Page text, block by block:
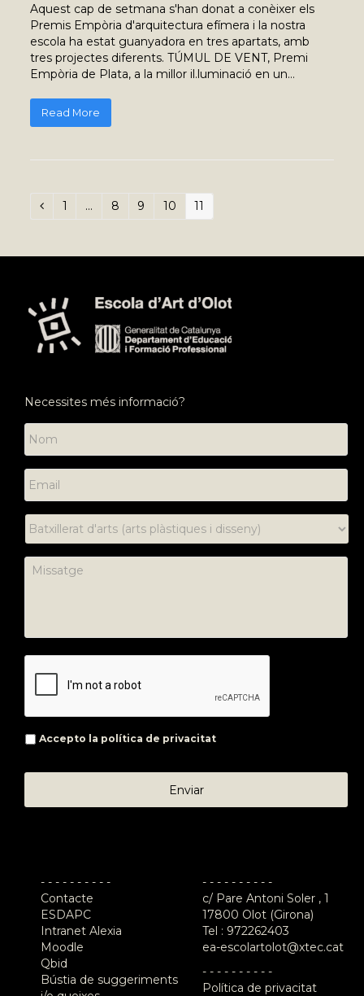
Aquest cap de setmana s'han donat a conèixer els
Premis Empòria d'arquitectura efímera i la nostra
escola ha estat guanyadora en tres apartats, amb
tres projectes diferents. TÚMUL DE VENT, Premi
Empòria de Plata, a la millor il.luminació en un…
Read More
Page
1 … Page
8 Page
9 Page
10 Page
11
Necessites més informació?
Accepto la política de privacitat
- - - - - - - - - -
Contacte
ESDAPC
Intranet Alexia
Moodle
Qbid
Bústia de suggeriments
- - - - - - - - - -
c/ Pare Antoni Soler , 1
17800 Olot (Girona)
Tel : 972262403
ea-escolartolot@xtec.cat
- - - - - - - - - -
Política de privacitat